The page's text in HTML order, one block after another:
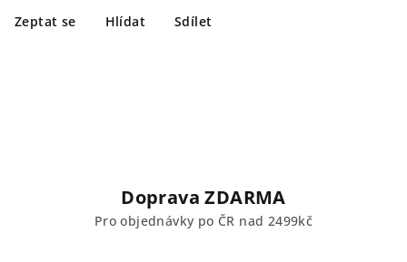
Zeptat se Hlídat Sdílet
Doprava ZDARMA
Pro objednávky po ČR nad 2499kč